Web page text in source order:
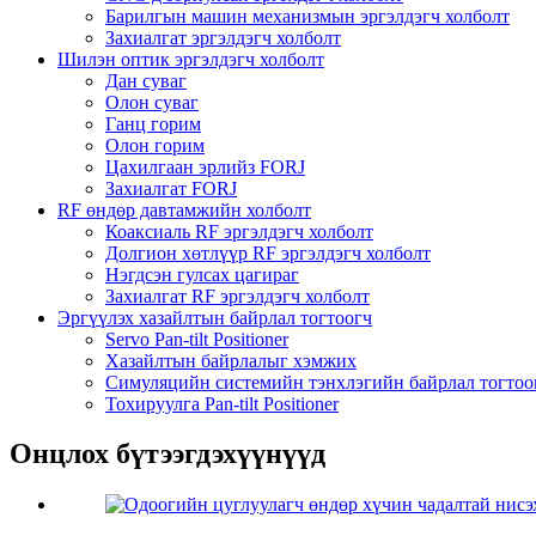
Барилгын машин механизмын эргэлдэгч холболт
Захиалгат эргэлдэгч холболт
Шилэн оптик эргэлдэгч холболт
Дан суваг
Олон суваг
Ганц горим
Олон горим
Цахилгаан эрлийз FORJ
Захиалгат FORJ
RF өндөр давтамжийн холболт
Коаксиаль RF эргэлдэгч холболт
Долгион хөтлүүр RF эргэлдэгч холболт
Нэгдсэн гулсах цагираг
Захиалгат RF эргэлдэгч холболт
Эргүүлэх хазайлтын байрлал тогтоогч
Servo Pan-tilt Positioner
Хазайлтын байрлалыг хэмжих
Симуляцийн системийн тэнхлэгийн байрлал
Тохируулга Pan-tilt Positioner
Онцлох бүтээгдэхүүнүүд